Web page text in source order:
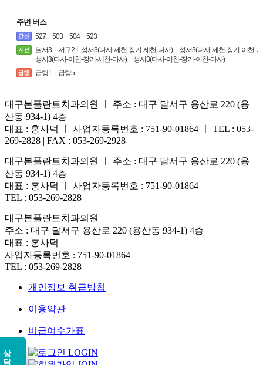
주변 버스
527 503 504
523
달서3
서구2 성서3(다사-세천-장기-세천-다사)
성서3(다사-세천-장기-이천-
성서3(다사-이천-장기-세천-다사)
성서3(다사-이천-장기-이천-다사)
급행1
급행5
대구본플란트치과의원 ㅣ 주소 : 대구 달서구 용산로 220 (용
산동 934-1) 4층
대표 : 홍사덕 ㅣ 사업자등록번호 : 751-90-01864 ㅣ TEL : 053-
269-2828 | FAX : 053-269-2928
대구본플란트치과의원 ㅣ 주소 : 대구 달서구 용산로 220 (용
산동 934-1) 4층
대표 : 홍사덕 ㅣ 사업자등록번호 : 751-90-01864
TEL : 053-269-2828
대구본플란트치과의원
주소 : 대구 달서구 용산로 220 (용산동 934-1) 4층
대표 : 홍사덕
사업자등록번호 : 751-90-01864
TEL : 053-269-2828
개인정보 취급방침
이용약관
비급여수가표
LOGIN
상담